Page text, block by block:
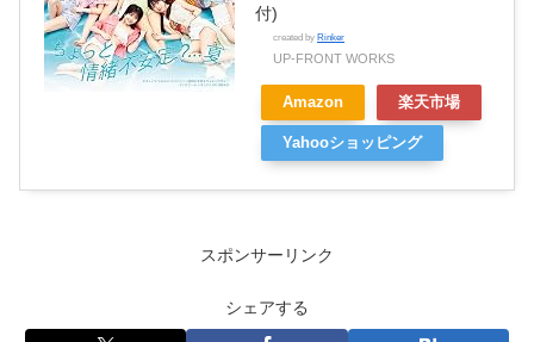
付)
created by Rinker
UP-FRONT WORKS
Amazon 楽天市場
Yahooショッピング
スポンサーリンク
シェアする